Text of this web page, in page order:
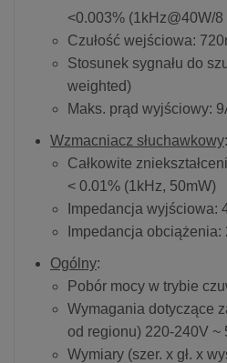
<0.003% (1kHz@40W/8
Czułość wejściowa:
Stosunek sygnału do
weighted)
Maks. prąd wyjściowy:
Wzmacniacz słuchawkowy:
Całkowite
< 0.01% (1kHz, 50mW)
Impedancja wyjściowa:
Impedancja obciążenia:
Ogólny:
Pobór mocy w trybie
Wymagania dotyczące
od regionu) 220-240V ~
Wymiary (szer. x gł. x